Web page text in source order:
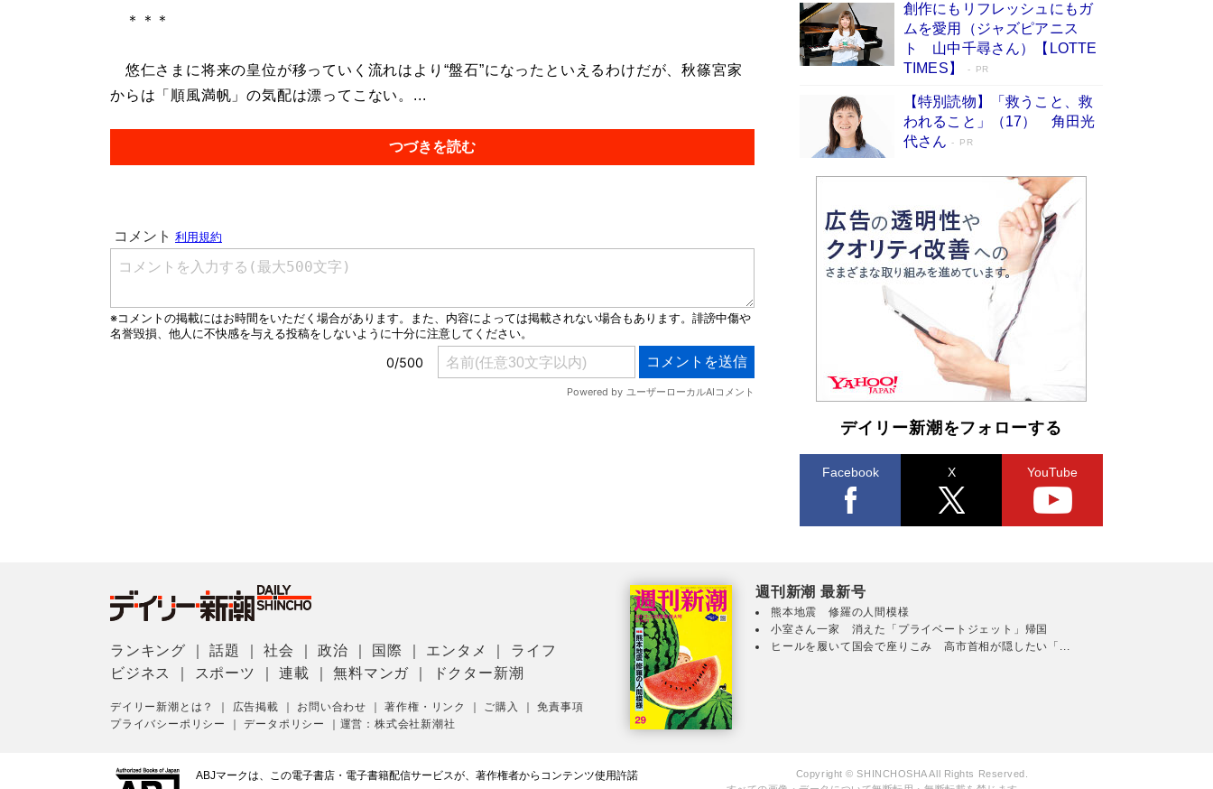
＊＊＊
悠仁さまに将来の皇位が移っていく流れはより“盤石”になったといえるわけだが、秋篠宮家
からは「順風満帆」の気配は漂ってこない。...
つづきを読む
た“人を育てるコツ”…芸への考え方を明か
す
Book Bang
「『火垂るの墓』は、大嘘である」原作者が抱き
続けた“自責の念”とは…「自己憐憫は描きたくな
い」監督が徹底的にこだわったこと（後編） #
戦争の記憶
Book Bang
美輪明宏 晩年の回答を集めた『ほほえんで生き
るための人生相談』がランクイン［エンターテイ
メントベストセラー］
Book Bang
「宇宙兄弟」最終46巻がベストセラー1位 宇宙
開発への関心を押し上げた18年の物語に幕 特装
版には「宇宙で描かれたマンガ」も収録
Book Bang
「不意に涙が出そうに…」高嶋政伸が明かし
た“13歳の娘を暴行する役”への葛藤 インティマ
シーコーディネーターに支えられたNHK『大奥』
Book Bang
創作にもリフレッシュにもガ
ムを愛用（ジャズピアニス
ト 山中千尋さん）【LOTTE
TIMES】
PR
【特別読物】「救うこと、救
われること」（17） 角田光
代さん
PR
デイリー新潮をフォローする
Facebook X YouTube
ランキング ｜話題 ｜社会 ｜政治 国際 エンタメ
ライフ
ビジネス
スポーツ ｜連載 ｜無料マンガ ドクター新潮
デイリー新潮とは？ 広告掲載 お問い合わせ ｜著作権・リンク ご購入 ｜免責事項
プライバシーポリシー
｜データポリシー 運営：株式会社新潮社
週刊新潮 最新号
熊本地震 修羅の人間模様
小室さん一家 消えた「プライベートジェット」帰国
ヒールを履いて国会で座りこみ 高市首相が隠したい「...
ABJマークは、この電子書店・電子書籍配信サービスが、著作権者からコンテンツ使用許諾
Copyright © SHINCHOSHA All Rights Reserved.